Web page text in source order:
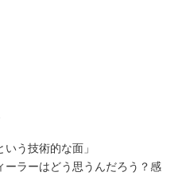
いう技術的な面」
ーラーはどう思うんだろう？感